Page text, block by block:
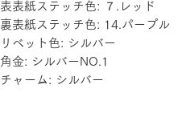
表表紙ステッチ色: ７.レッド
裏表紙ステッチ色: 14.パープル
リベット色: シルバー
角金: シルバーNO.1
チャーム: シルバー